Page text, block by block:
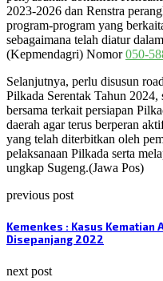
2023-2026 dan Renstra
program-program yang
sebagaimana telah diatur
(Kepmendagri) Nomor050-
Selanjutnya, perlu disusun
Pilkada Serentak Tahun 2024,
bersama terkait persiapan
daerah agar terus berperan
yang telah diterbitkan oleh
pelaksanaan Pilkada serta
ungkap Sugeng.(Jawa Pos)
previous post
Kemenkes : Kasus Kematian
Disepanjang 2022
next post